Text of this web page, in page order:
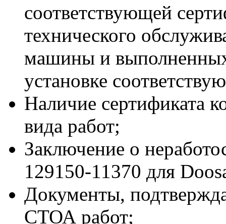
соответствующей
технического
машины и
установке
Наличие сертификата
вида работ;
Заключение о
129150-11370 для
Документы,
СТОА работ;